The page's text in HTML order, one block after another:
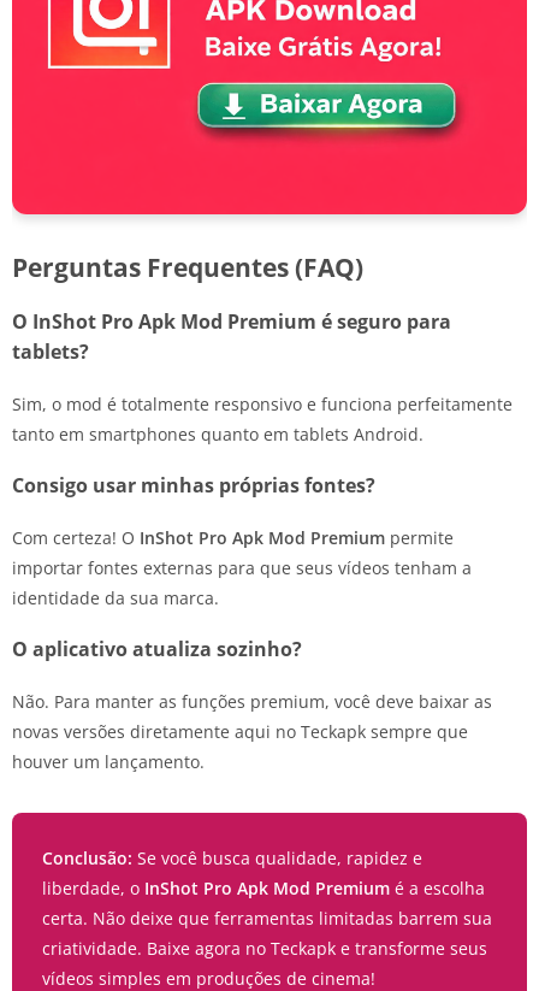
Perguntas Frequentes (FAQ)
O InShot Pro Apk Mod Premium é seguro para
tablets?
Sim, o mod é totalmente responsivo e funciona perfeitamente
tanto em smartphones quanto em tablets Android.
Consigo usar minhas próprias fontes?
Com certeza! O InShot Pro Apk Mod Premium permite
importar fontes externas para que seus vídeos tenham a
identidade da sua marca.
O aplicativo atualiza sozinho?
Não. Para manter as funções premium, você deve baixar as
novas versões diretamente aqui no Teckapk sempre que
houver um lançamento.
Conclusão: Se você busca qualidade, rapidez e
liberdade, o InShot Pro Apk Mod Premium é a escolha
certa. Não deixe que ferramentas limitadas barrem sua
criatividade. Baixe agora no Teckapk e transforme seus
vídeos simples em produções de cinema!